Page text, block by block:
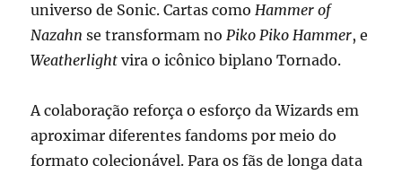
universo de Sonic. Cartas comoHammer of
Nazahn se transformam noPiko Piko Hammer, e
Weatherlight vira o icônico biplano Tornado.
A colaboração reforça o esforço da Wizards em
aproximar diferentes fandoms por meio do
formato colecionável. Para os fãs de longa data